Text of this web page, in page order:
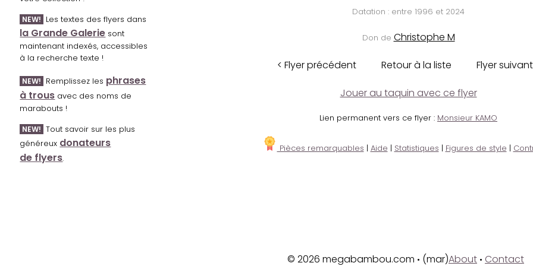
NEW! Les textes des flyers dans
la Grande Galerie sont
maintenant indexés, accessibles
à la recherche texte !
NEW! Remplissez les phrases
à trous avec des noms de
marabouts !
NEW! Tout savoir sur les plus
généreux donateurs
de flyers.
Datation : entre 1996 et 2024
Don de Christophe M
< Flyer précédent Retour à la liste Flyer
Jouer au taquin avec ce flyer
Lien permanent vers ce flyer : Monsieur KAMO
Pièces remarquables | Aide | Statistiques | Figures de style |
© 2026 megabambou.com • (mar)About • Contact